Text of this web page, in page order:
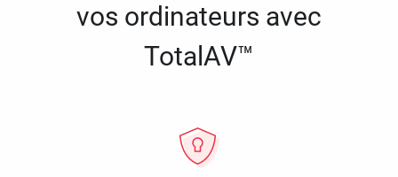
vos ordinateurs avec
TotalAV™